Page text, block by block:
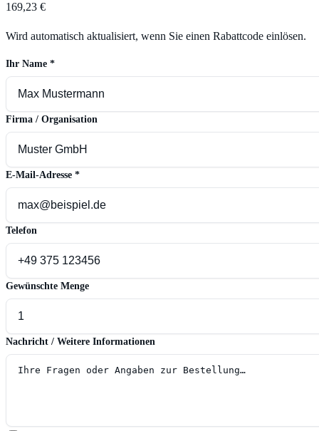
169,23 €
Wird automatisch aktualisiert, wenn Sie einen Rabattcode einlösen.
Ihr Name *
Firma / Organisation
E-Mail-Adresse *
Telefon
Gewünschte Menge
Nachricht / Weitere Informationen